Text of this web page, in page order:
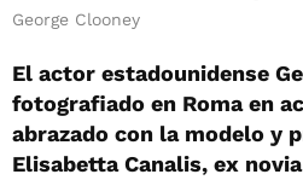
George Clooney
El actor estadounidense
fotografiado en Roma en
abrazado con la modelo y
Elisabetta Canalis, ex